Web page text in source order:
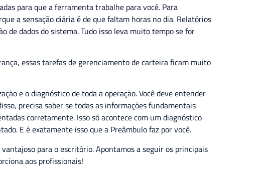
para que a ferramenta trabalhe para você. Para
a sensação diária é de que faltam horas no dia. Relatórios
de dados do sistema. Tudo isso leva muito tempo se for
essas tarefas de gerenciamento de carteira ficam muito
e o diagnóstico de toda a operação. Você deve entender
precisa saber se todas as informações fundamentais
corretamente. Isso só acontece com um diagnóstico
E é exatamente isso que a Preâmbulo faz por você.
para o escritório. Apontamos a seguir os principais
aos profissionais!